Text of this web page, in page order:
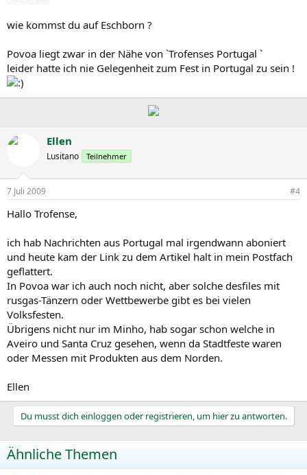
wie kommst du auf Eschborn ?
Povoa liegt zwar in der Nähe von `Trofenses Portugal `
leider hatte ich nie Gelegenheit zum Fest in Portugal zu sein !
Ellen
Lusitano Teilnehmer
7 Juli 2009 #4
Hallo Trofense,
ich hab Nachrichten aus Portugal mal irgendwann aboniert
und heute kam der Link zu dem Artikel halt in mein Postfach
geflattert.
In Povoa war ich auch noch nicht, aber solche desfiles mit
rusgas-Tänzern oder Wettbewerbe gibt es bei vielen
Volksfesten.
Übrigens nicht nur im Minho, hab sogar schon welche in
Aveiro und Santa Cruz gesehen, wenn da Stadtfeste waren
oder Messen mit Produkten aus dem Norden.
Ellen
Du musst dich einloggen oder registrieren, um hier zu antworten.
Ähnliche Themen